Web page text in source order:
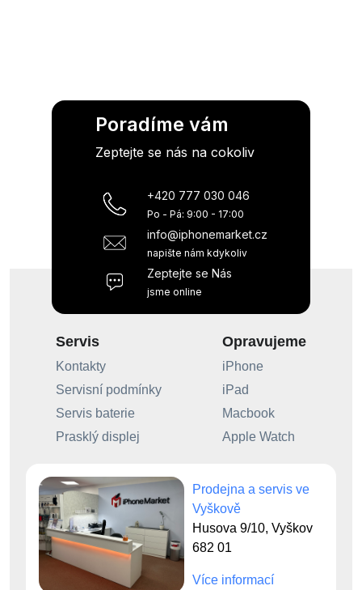
Poradíme vám
Zeptejte se nás na cokoliv
+420 777 030 046
Po - Pá: 9:00 - 17:00
info@iphonemarket.cz
napište nám kdykoliv
Zeptejte se Nás
jsme online
Servis
Kontakty
Servisní podmínky
Servis baterie
Prasklý displej
Opravujeme
iPhone
iPad
Macbook
Apple Watch
Prodejna a servis ve
Vyškově
Husova 9/10, Vyškov
682 01
Více informací